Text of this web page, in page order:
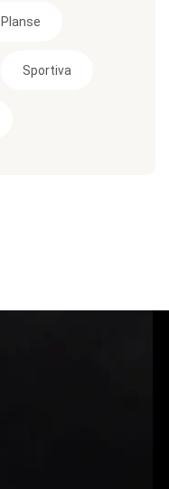
Planse
Sportiva